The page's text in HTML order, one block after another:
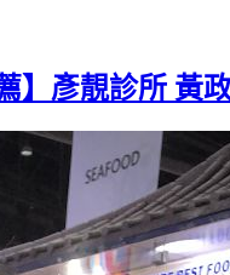
】彥靚診所 黃